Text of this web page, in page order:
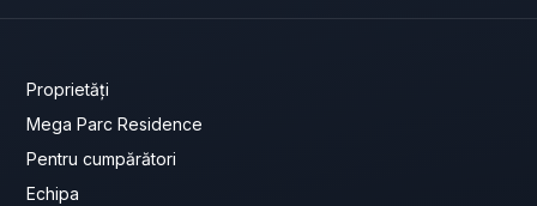
Proprietăți
Mega Parc Residence
Pentru cumpărători
Echipa